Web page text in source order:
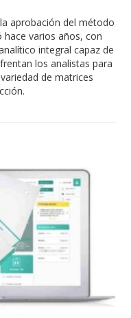
aprobación del método
varios años, con
integral capaz de
los analistas para
de matrices